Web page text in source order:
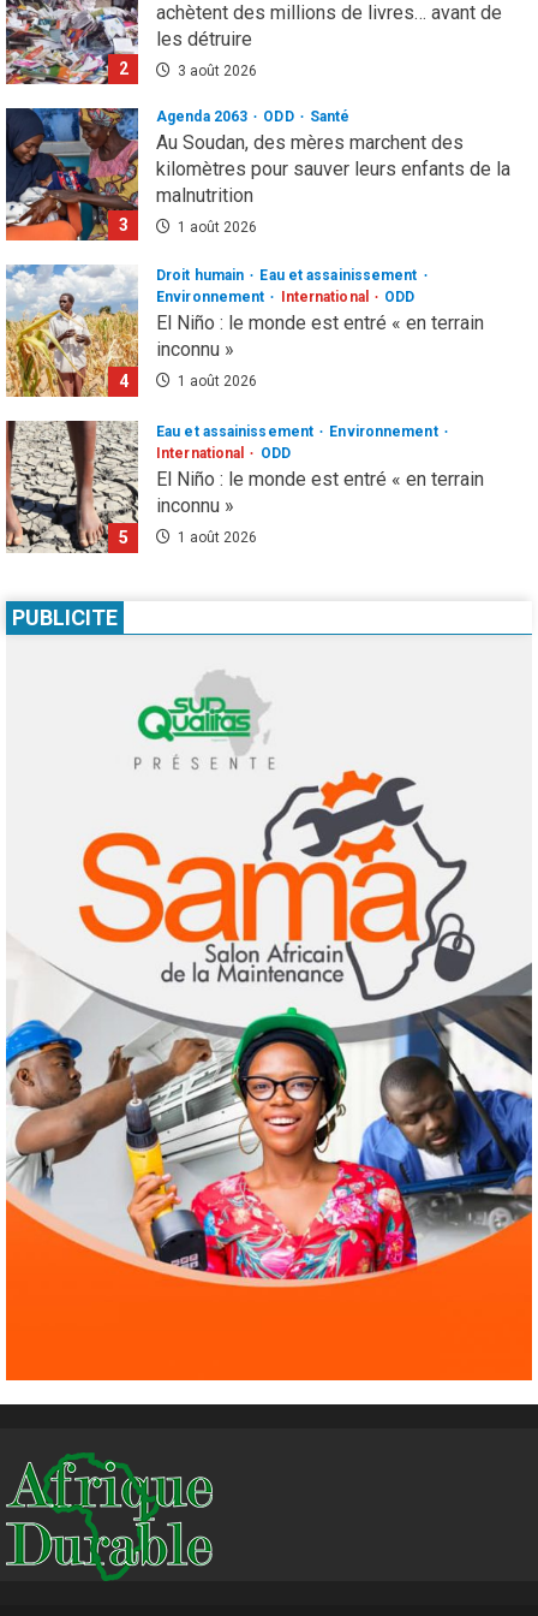
2
achètent des millions de livres… avant de
les détruire
3 août 2026
3
Agenda 2063 ODD Santé
Au Soudan, des mères marchent des
kilomètres pour sauver leurs enfants de la
malnutrition
1 août 2026
4
Droit humain
Eau et assainissement
Environnement
International ODD
El Niño : le monde est entré « en terrain
inconnu »
1 août 2026
5
Eau et assainissement
Environnement
International
ODD
El Niño : le monde est entré « en terrain
inconnu »
1 août 2026
condamnée à un an de prison pour incitation
à la haine contre les migrants Marocains
4 août 2026
2
Culture Education
Pour nourrir l’IA, les géants de la tech
achètent des millions de livres… avant de
3 août 2026
3
Agenda 2063
Au Soudan, des mères marchent des
kilomètres pour sauver leurs enfants de la
malnutrition
4
Droit humain
Eau et assainissement
Environnement
International ODD
El Niño : le monde est entré « en terrain
inconnu »
1 août 2026
PUBLICITE